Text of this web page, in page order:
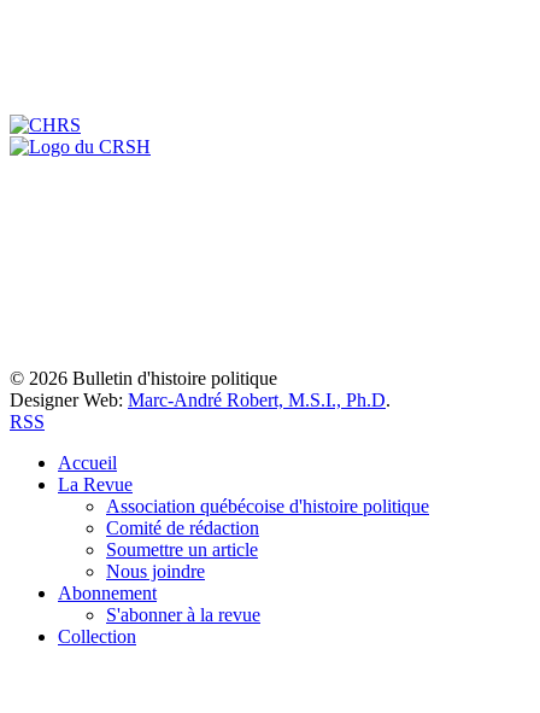
© 2026 Bulletin d'histoire politique
Designer Web: Marc-André Robert, M.S.I., Ph.D.
RSS
Accueil
La Revue
Association québécoise d'histoire politique
Comité de rédaction
Soumettre un article
Nous joindre
Abonnement
S'abonner à la revue
Collection